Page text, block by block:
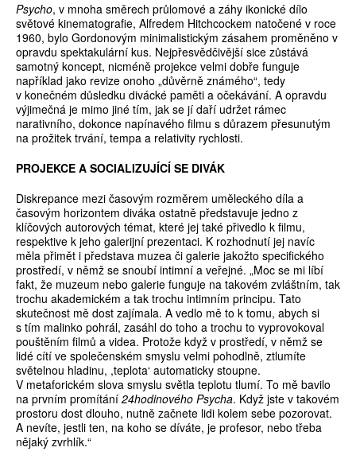
Psycho, v mnoha směrech průlomové a záhy ikonické dílo
světové kinematografie, Alfredem Hitchcockem natočené v roce
1960, bylo Gordonovým minimalistickým zásahem proměněno v
opravdu spektakulární kus. Nejpřesvědčivější sice zůstává
samotný koncept, nicméně projekce velmi dobře funguje
například jako revize onoho „důvěrně známého“, tedy
v konečném důsledku divácké paměti a očekávání. A opravdu
výjimečná je mimo jiné tím, jak se jí daří udržet rámec
narativního, dokonce napínavého filmu s důrazem přesunutým
na prožitek trvání, tempa a relativity rychlosti.
PROJEKCE A SOCIALIZUJÍCÍ SE DIVÁK
Diskrepance mezi časovým rozměrem uměleckého díla a
časovým horizontem diváka ostatně představuje jedno z
klíčových autorových témat, které jej také přivedlo k filmu,
respektive k jeho galerijní prezentaci. K rozhodnutí jej navíc
měla přimět i představa muzea či galerie jakožto specifického
prostředí, v němž se snoubí intimní a veřejné. „Moc se mi líbí
fakt, že muzeum nebo galerie funguje na takovém zvláštním, tak
trochu akademickém a tak trochu intimním principu. Tato
skutečnost mě dost zajímala. A vedlo mě to k tomu, abych si
s tím malinko pohrál, zasáhl do toho a trochu to vyprovokoval
pouštěním filmů a videa. Protože když v prostředí, v němž se
lidé cítí ve společenském smyslu velmi pohodlně, ztlumíte
světelnou hladinu, ,teplota‘ automaticky stoupne.
V metaforickém slova smyslu světla teplotu tlumí. To mě bavilo
na prvním promítání 24hodinového Psycha. Když jste v takovém
prostoru dost dlouho, nutně začnete lidi kolem sebe pozorovat.
A nevíte, jestli ten, na koho se díváte, je profesor, nebo třeba
nějaký zvrhlík.“